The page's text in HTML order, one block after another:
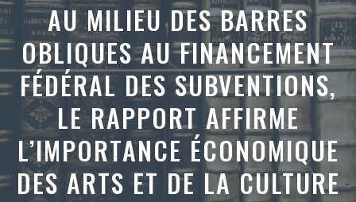
AU MILIEU DES BARRES
OBLIQUES AU FINANCEMENT
FÉDÉRAL DES SUBVENTIONS,
LE RAPPORT AFFIRME
L’IMPORTANCE ÉCONOMIQUE
DES ARTS ET DE LA CULTURE